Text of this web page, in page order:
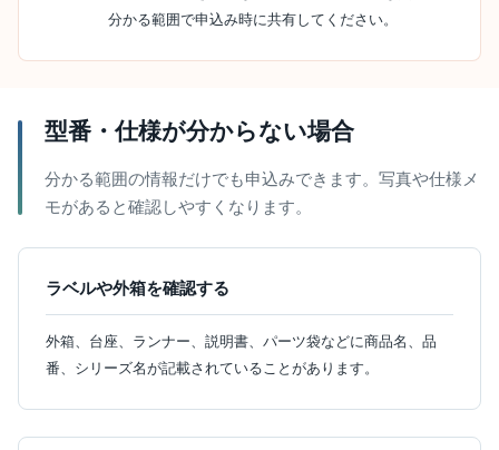
分かる範囲で申込み時に共有してください。
型番・仕様が分からない場合
分かる範囲の情報だけでも申込みできます。写真や仕様メ
モがあると確認しやすくなります。
ラベルや外箱を確認する
外箱、台座、ランナー、説明書、パーツ袋などに商品名、品
番、シリーズ名が記載されていることがあります。